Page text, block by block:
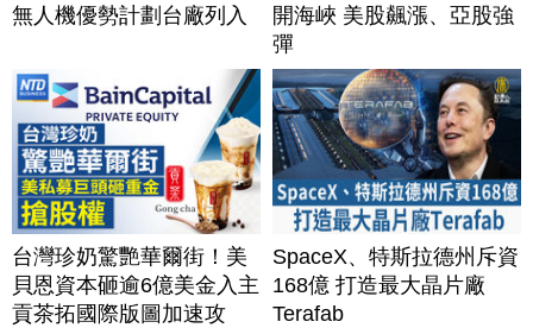
無人機優勢計劃台廠列入
開海峽 美股飆漲、亞股強
彈
台灣珍奶驚艷華爾街！美
貝恩資本砸逾6億美金入主
貢茶拓國際版圖加速攻
SpaceX、特斯拉德州斥資
168億 打造最大晶片廠
Terafab